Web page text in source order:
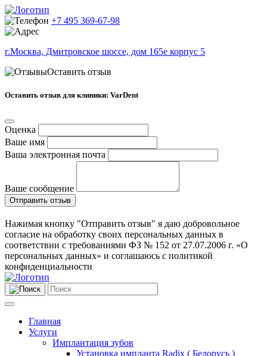
+7 495 369-67-98
г.Москва, Дмитровское шоссе, дом 165е корпус 5
Оставить отзыв
Оставить отзыв для клиники: VarDent
Оценка
Ваше имя
Ваша электронная почта
Ваше сообщение
Отправить отзыв
Нажимая кнопку "Отправить отзыв" я даю добровольное
согласие на обработку своих персональных данных в
соответствии с требованиями ФЗ № 152 от 27.07.2006 г. «О
персональных данных» и соглашаюсь с политикой
конфиденциальности
Главная
Услуги
Имплантация зубов
Установка импланта Radix ( Белорусь )